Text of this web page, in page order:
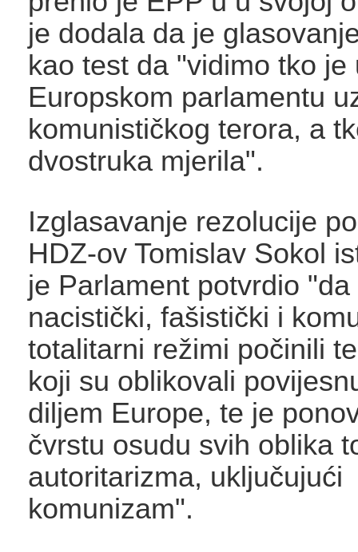
je dodala da je
kao test da "vidimo tko je
Europskom parlamentu
komunističkog terora, a
dvostruka mjerila".
Izglasavanje rezolucije
HDZ-ov Tomislav Sokol
je Parlament potvrdio "da
nacistički, fašistički i
totalitarni režimi počinili
koji su oblikovali
diljem Europe, te je
čvrstu osudu svih oblika
autoritarizma, uključujući
komunizam".